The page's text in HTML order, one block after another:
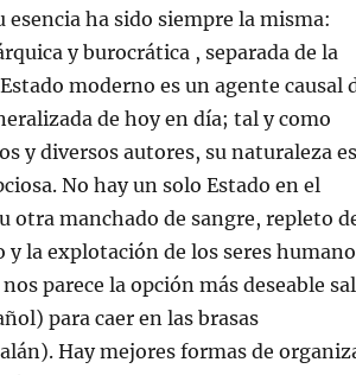
esencia ha sido siempre la misma:
y burocrática , separada de la
moderno es un agente causal
de hoy en día; tal y como
y diversos autores, su naturaleza es
No hay un solo Estado en el
otra manchado de sangre, repleto
la explotación de los seres
parece la opción más deseable
para caer en las brasas
Hay mejores formas de